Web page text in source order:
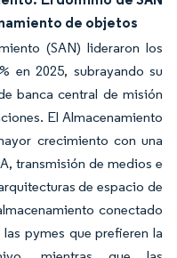
de objetos
(SAN) lideraron los
en 2025, subrayando su
banca central de misión
El Almacenamiento
crecimiento con una
transmisión de medios e
de espacio de
conectado
pymes que prefieren la